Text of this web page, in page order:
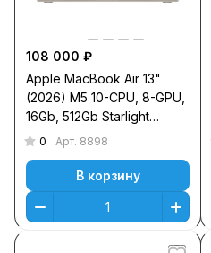
108 000 ₽
Apple MacBook Air 13"
(2026) M5 10-CPU, 8-GPU,
16Gb, 512Gb Starlight
MDHA4
0 Арт. 8898
В корзину